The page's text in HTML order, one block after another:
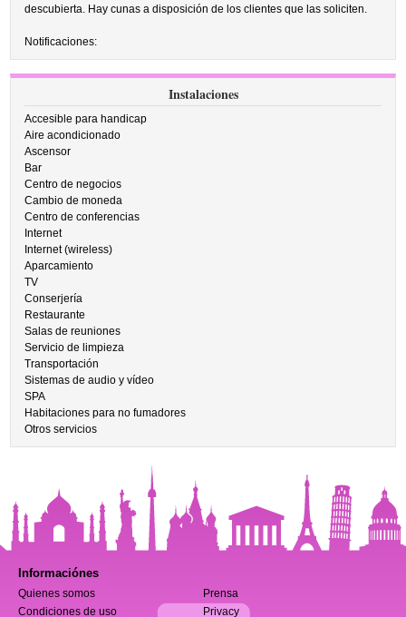
descubierta. Hay cunas a disposición de los clientes que las soliciten.
Notificaciones:
Instalaciones
Accesible para handicap
Aire acondicionado
Ascensor
Bar
Centro de negocios
Cambio de moneda
Centro de conferencias
Internet
Internet (wireless)
Aparcamiento
TV
Conserjería
Restaurante
Salas de reuniones
Servicio de limpieza
Transportación
Sistemas de audio y vídeo
SPA
Habitaciones para no fumadores
Otros servicios
Informaciónes
Quienes somos
Prensa
Condiciones de uso
Privacy